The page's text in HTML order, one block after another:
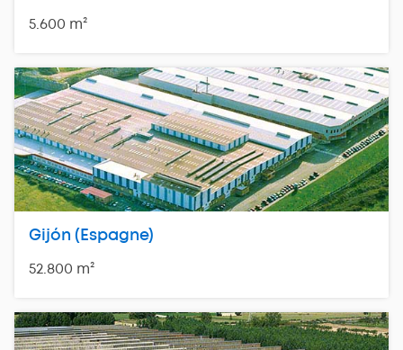
5.600 m²
52.800 m²
Gijón (Espagne)